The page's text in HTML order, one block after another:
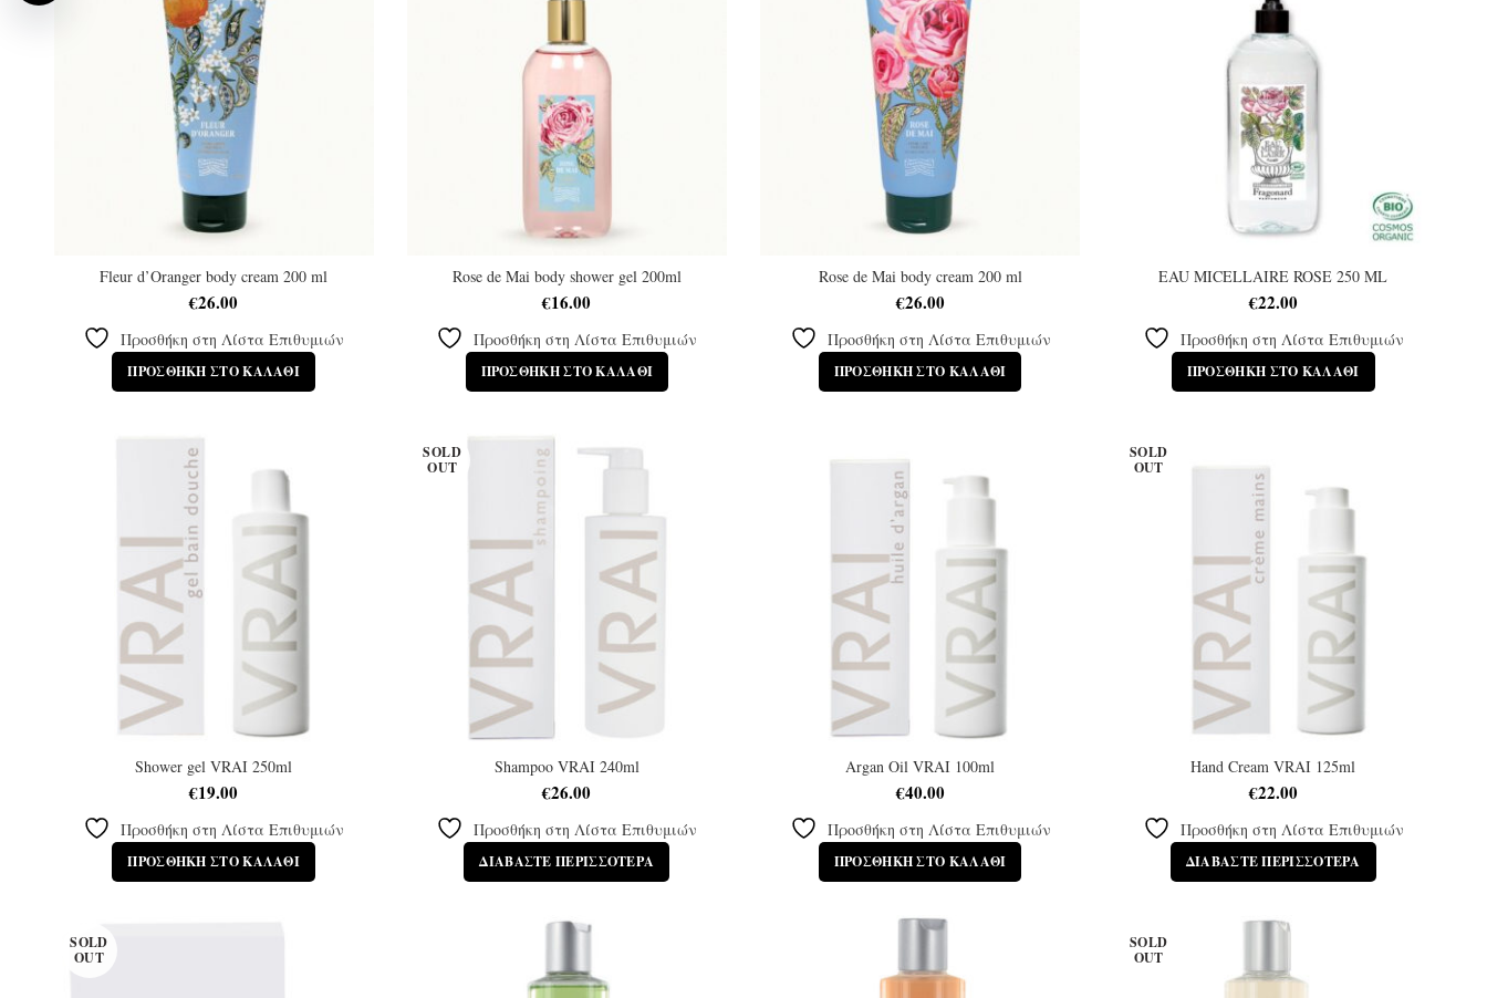
Fleur d’Oranger body cream 200 ml
€26.00
Προσθήκη στη Λίστα Επιθυμιών
ΠΡΟΣΘΉΚΗ ΣΤΟ ΚΑΛΆΘΙ
Rose de Mai body shower gel 200ml
€16.00
Προσθήκη στη Λίστα Επιθυμιών
ΠΡΟΣΘΉΚΗ ΣΤΟ ΚΑΛΆΘΙ
Rose de Mai body cream 200 ml
€26.00
Προσθήκη στη Λίστα Επιθυμιών
ΠΡΟΣΘΉΚΗ ΣΤΟ ΚΑΛΆΘΙ
EAU MICELLAIRE ROSE 250 ML
€22.00
Προσθήκη στη Λίστα Επιθυμιών
ΠΡΟΣΘΉΚΗ ΣΤΟ ΚΑΛΆΘΙ
Shower gel VRAI 250ml
€19.00
Προσθήκη στη Λίστα Επιθυμιών
ΠΡΟΣΘΉΚΗ ΣΤΟ ΚΑΛΆΘΙ
SOLD
OUT
Shampoo VRAI 240ml
€26.00
Προσθήκη στη Λίστα Επιθυμιών
ΔΙΑΒΆΣΤΕ ΠΕΡΙΣΣΌΤΕΡΑ
Argan Oil VRAI 100ml
€40.00
Προσθήκη στη Λίστα Επιθυμιών
ΠΡΟΣΘΉΚΗ ΣΤΟ ΚΑΛΆΘΙ
SOLD
OUT
Hand Cream VRAI 125ml
€22.00
Προσθήκη στη Λίστα Επιθυμιών
ΔΙΑΒΆΣΤΕ ΠΕΡΙΣΣΌΤΕΡΑ
SOLD
OUT
SOLD
OUT